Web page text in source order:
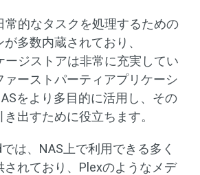
常的なタスクを処理するための
多数内蔵されており、
ージストアは非常に充実してい
ァーストパーティアプリケーシ
をより多目的に活用し、その
出すために役立ちます。
は、NAS上で利用できる多く
れており、Plexのようなメデ